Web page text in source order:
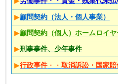
▶顧問契約（法人・個人事業）
▶顧問契約（個人）ホームロイ
▶刑事事件、少年事件
▶行政事件 ・・取消訴訟・国家